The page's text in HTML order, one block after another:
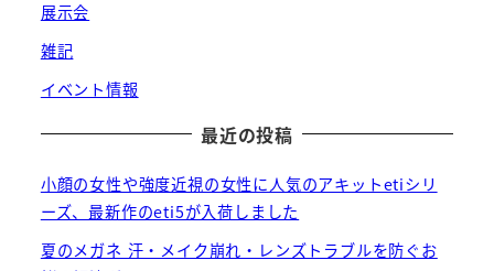
展示会
雑記
イベント情報
最近の投稿
小顔の女性や強度近視の女性に人気のアキットetiシリ
ーズ、最新作のeti5が入荷しました
夏のメガネ 汗・メイク崩れ・レンズトラブルを防ぐお